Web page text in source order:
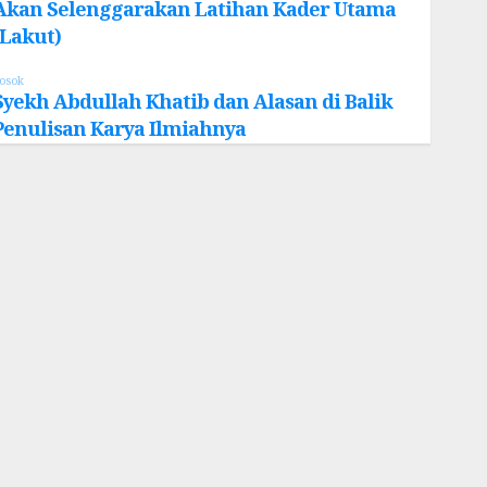
Selenggarakan Latihan Kader Utama
Abdullah Khatib dan Alasan di Balik
Karya Ilmiahnya